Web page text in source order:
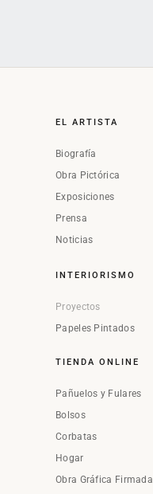
EL ARTISTA
Biografía
Obra Pictórica
Exposiciones
Prensa
Noticias
INTERIORISMO
Proyectos
Papeles Pintados
TIENDA ONLINE
Pañuelos y Fulares
Bolsos
Corbatas
Hogar
Obra Gráfica Firmada